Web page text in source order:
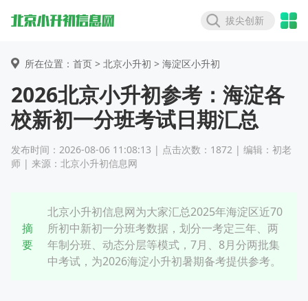
拔尖创新
所在位置：首页 > 北京小升初 > 海淀区小升初
2026北京小升初参考：海淀各
校新初一分班考试日期汇总
发布时间：2026-08-06 11:08:13 | 点击次数：1872 | 编辑：初老
师 | 来源：北京小升初信息网
摘
要
北京小升初信息网为大家汇总2025年海淀区近70
所初中新初一分班考数据，划分一考定三年、两
年制分班、动态分层等模式，7月、8月分两批集
中考试，为2026海淀小升初暑期备考提供参考。